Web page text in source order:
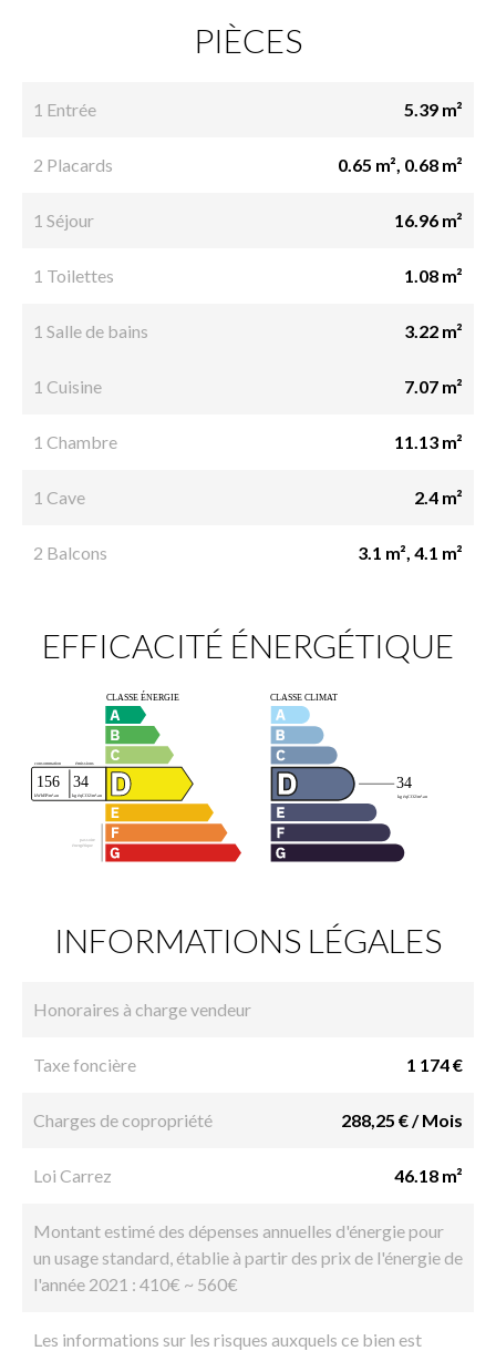
PIÈCES
1 Entrée 5.39 m²
2 Placards 0.65 m², 0.68 m²
1 Séjour 16.96 m²
1 Toilettes 1.08 m²
1 Salle de bains 3.22 m²
1 Cuisine 7.07 m²
1 Chambre 11.13 m²
1 Cave 2.4 m²
2 Balcons 3.1 m², 4.1 m²
EFFICACITÉ ÉNERGÉTIQUE
INFORMATIONS LÉGALES
Honoraires à charge vendeur
Taxe foncière 1 174 €
Charges de copropriété 288,25 € / Mois
Loi Carrez 46.18 m²
Montant estimé des dépenses annuelles d'énergie pour
un usage standard, établie à partir des prix de l'énergie de
l'année 2021 : 410€ ~ 560€
Les informations sur les risques auxquels ce bien est